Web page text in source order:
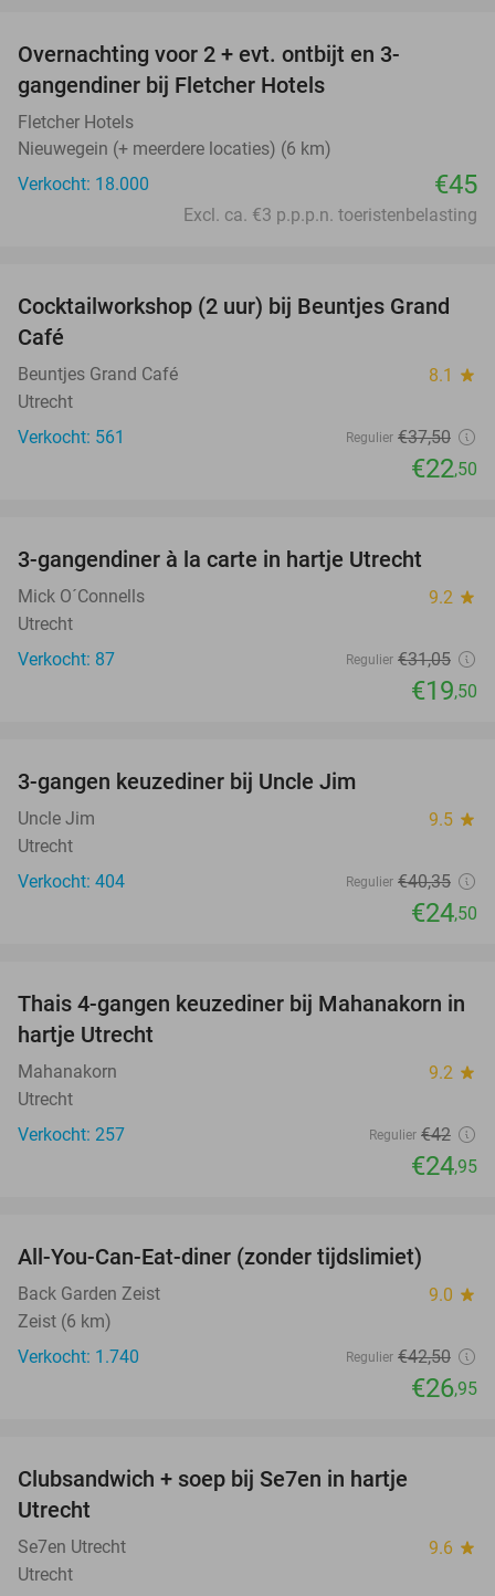
Overnachting voor 2 + evt. ontbijt en 3-
gangendiner bij Fletcher Hotels
Fletcher Hotels
Nieuwegein (+ meerdere locaties) (6 km)
Verkocht: 18.000
€45
Excl. ca. €3 p.p.p.n. toeristenbelasting
40%
Cocktailworkshop (2 uur) bij Beuntjes Grand
Café
Beuntjes Grand Café 8.1 star
Utrecht
Verkocht: 561
Regulier €37,50
€22,50
3-gangendiner à la carte in hartje Utrecht
Mick O´Connells 9.2 star
Utrecht
Verkocht: 87
Regulier €31,05
€19,50
3-gangen keuzediner bij Uncle Jim
Uncle Jim 9.5 star
Utrecht
Verkocht: 404
Regulier €40,35
€24,50
41%
Thais 4-gangen keuzediner bij Mahanakorn in
hartje Utrecht
Mahanakorn 9.2 star
Utrecht
Verkocht: 257
Regulier €42
€24,95
All-You-Can-Eat-diner (zonder tijdslimiet)
Back Garden Zeist 9.0 star
Zeist (6 km)
Verkocht: 1.740
Regulier €42,50
€26,95
Clubsandwich + soep bij Se7en in hartje
Utrecht
Se7en Utrecht 9.6 star
Utrecht